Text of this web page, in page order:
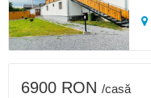
6900 RON /casă